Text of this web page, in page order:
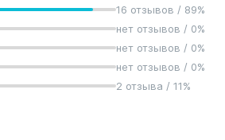
16 отзывов / 89%
нет отзывов / 0%
нет отзывов / 0%
нет отзывов / 0%
2 отзыва / 11%